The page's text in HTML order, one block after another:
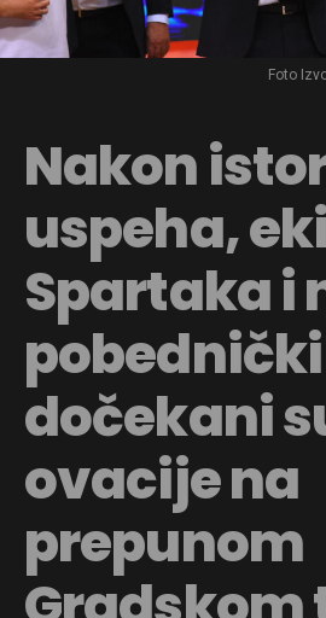
Foto
Nakon
uspeha,
Spartaka i
dočekani
ovacije na
prepunom